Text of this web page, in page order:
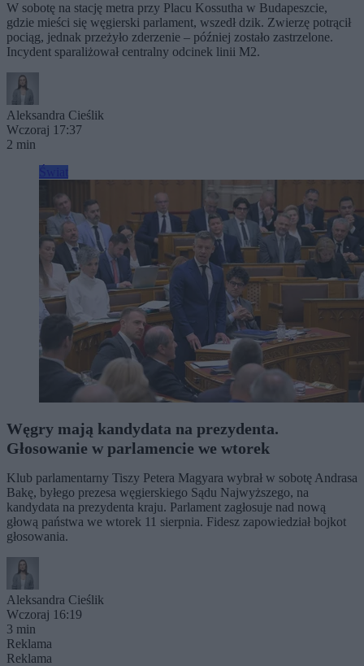
W sobotę na stację metra przy Placu Kossutha w Budapeszcie,
gdzie mieści się węgierski parlament, wszedł dzik. Zwierzę potrącił
pociąg, jednak przeżyło zderzenie – później zostało zastrzelone.
Incydent sparaliżował centralny odcinek linii M2.
Aleksandra Cieślik
Wczoraj 17:37
2 min
Węgry mają kandydata na prezydenta.
Głosowanie w parlamencie we wtorek
Klub parlamentarny Tiszy Petera Magyara wybrał w sobotę Andrasa
Bakę, byłego prezesa węgierskiego Sądu Najwyższego, na
kandydata na prezydenta kraju. Parlament zagłosuje nad nową
głową państwa we wtorek 11 sierpnia. Fidesz zapowiedział bojkot
głosowania.
Aleksandra Cieślik
Wczoraj 16:19
3 min
Reklama
Reklama